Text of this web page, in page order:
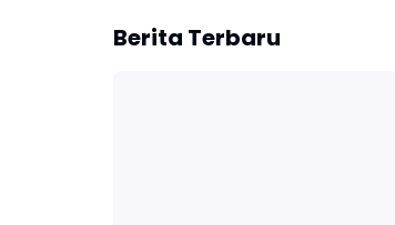
Berita Terbaru